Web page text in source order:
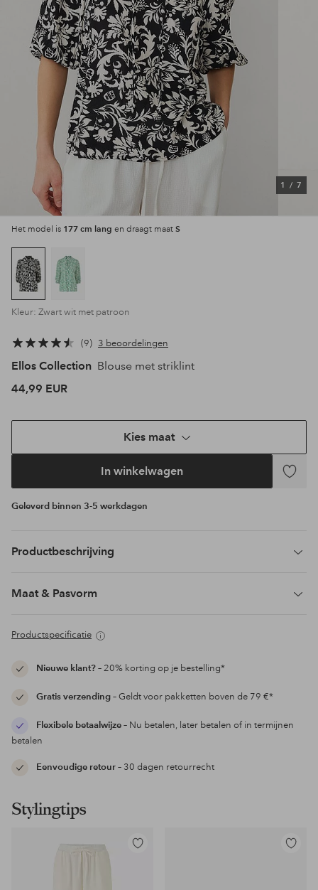
1 / 7
Het model is 177 cm lang en draagt maat S
Kleur: Zwart wit met patroon
9 3 beoordelingen
Ellos Collection Blouse met striklint
44,99 EUR
Kies maat
In winkelwagen
Geleverd binnen 3-5 werkdagen
Productbeschrijving
Maat & Pasvorm
Productspecificatie
Nieuwe klant?– 20% korting op je bestelling*
Gratis verzending– Geldt voor pakketten boven de 79 €*
Flexibele betaalwijze– Nu betalen, later betalen of in termijnen
betalen
Eenvoudige retour– 30 dagen retourrecht
Stylingtips
Toevoegen